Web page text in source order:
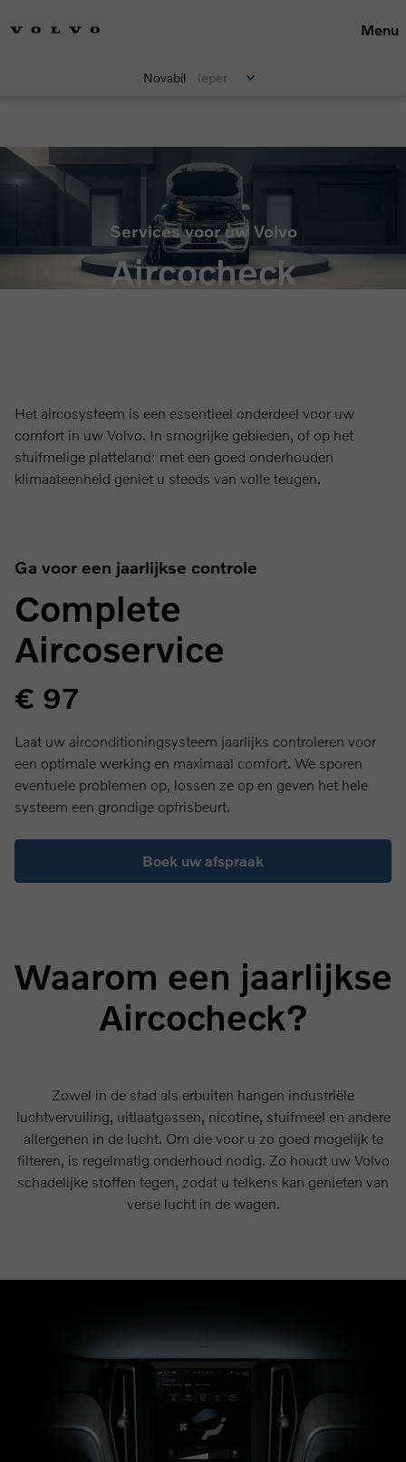
Menu
Novabil Ieper
Services voor uw Volvo
Aircocheck
Het aircosysteem is een essentieel onderdeel voor uw
comfort in uw Volvo. In smogrijke gebieden, of op het
stuifmelige platteland: met een goed onderhouden
klimaateenheid geniet u steeds van volle teugen.
Ga voor een jaarlijkse controle
Complete
Aircoservice
€ 97
Laat uw airconditioningsysteem jaarlijks controleren voor
een optimale werking en maximaal comfort. We sporen
eventuele problemen op, lossen ze op en geven het hele
systeem een grondige opfrisbeurt.
Boek uw afspraak
Waarom een jaarlijkse
Aircocheck?
Zowel in de stad als erbuiten hangen industriële
luchtvervuiling, uitlaatgassen, nicotine, stuifmeel en andere
allergenen in de lucht. Om die voor u zo goed mogelijk te
filteren, is regelmatig onderhoud nodig. Zo houdt uw Volvo
schadelijke stoffen tegen, zodat u telkens kan genieten van
verse lucht in de wagen.